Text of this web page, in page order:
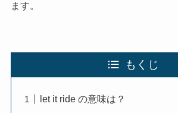
ます。
もくじ
let it ride の意味は？